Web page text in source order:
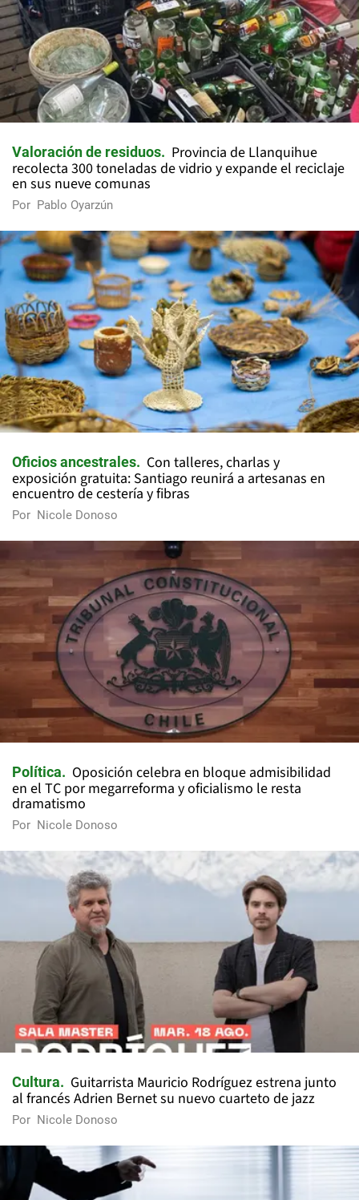
Valoración de residuos
Provincia de Llanquihue
recolecta 300 toneladas de vidrio y expande el reciclaje
en sus nueve comunas
Por Pablo Oyarzún
Oficios ancestrales
Con talleres, charlas y
exposición gratuita: Santiago reunirá a artesanas en
encuentro de cestería y fibras
Por Nicole Donoso
Política
Oposición celebra en bloque admisibilidad
en el TC por megarreforma y oficialismo le resta
dramatismo
Por Nicole Donoso
Cultura
Guitarrista Mauricio Rodríguez estrena junto
al francés Adrien Bernet su nuevo cuarteto de jazz
Por Nicole Donoso